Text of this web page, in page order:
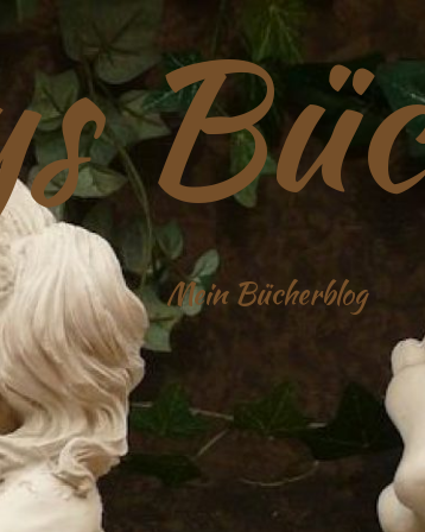
Mein Bücherblog